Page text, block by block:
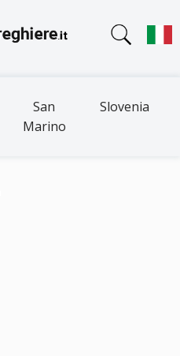
San
Marino
Slovenia